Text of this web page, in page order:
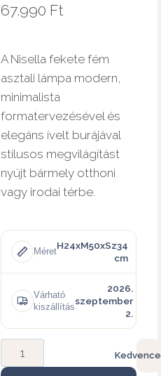
67.990 Ft
A Nisella fekete fém
asztali lámpa modern,
minimalista
formatervezésével és
elegáns ívelt burájával
stílusos megvilágítást
nyújt bármely otthoni
vagy irodai térbe.
Méret
H24xM50xSz34
cm
Várható
kiszállítás
2026.
szeptember
2.